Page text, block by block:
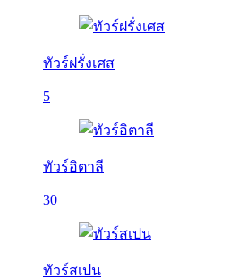
ทัวร์ฝรั่งเศส
5
ทัวร์อิตาลี
30
ทัวร์สเปน